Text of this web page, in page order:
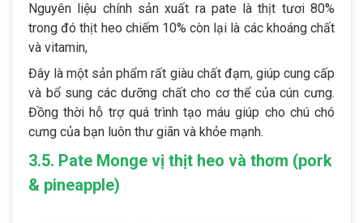
Nguyên liệu chính sản xuất ra pate là thịt tươi 80%
trong đó thịt heo chiếm 10% còn lại là các khoáng chất
và vitamin,
Đây là một sản phẩm rất giàu chất đạm, giúp cung cấp
và bổ sung các dưỡng chất cho cơ thể của cún cưng.
Đồng thời hỗ trợ quá trình tạo máu giúp cho chú chó
cưng của bạn luôn thư giãn và khỏe mạnh.
3.5. Pate Monge vị thịt heo và thơm (pork
& pineapple)